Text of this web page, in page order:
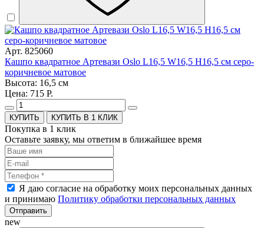
Арт. 825060
Кашпо квадратное Артевази Oslo L16,5 W16,5 H16,5 см серо-
коричневое матовое
Высота: 16,5 см
Цена: 715 Р.
КУПИТЬ В 1 КЛИК
Покупка в 1 клик
Оставьте заявку, мы ответим в ближайшее время
Я даю согласие на обработку моих персональных данных
и принимаю Политику обработки персональных данных
Отправить
new